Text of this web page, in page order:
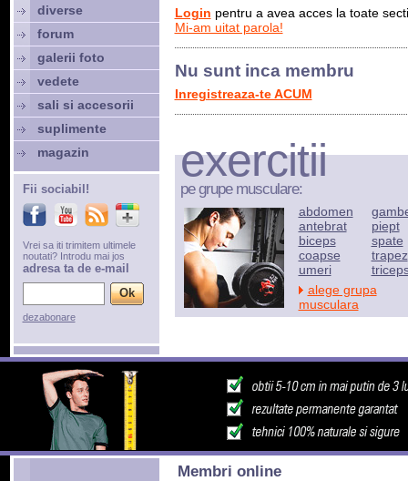
Login pentru a avea acces la toate
Mi-am uitat parola!
Nu sunt inca membru
Inregistreaza-te ACUM
exercitii
pe grupe musculare:
abdomen
antebrat
biceps
coapse
umeri
piept
spate
trapez
alege grupa
musculara
diverse
forum
galerii foto
vedete
sali si accesorii
suplimente
magazin
Fii sociabil!
Vrei sa iti trimitem ultimele
noutati? Introdu mai jos
adresa ta de e-mail
dezabonare
Membri online